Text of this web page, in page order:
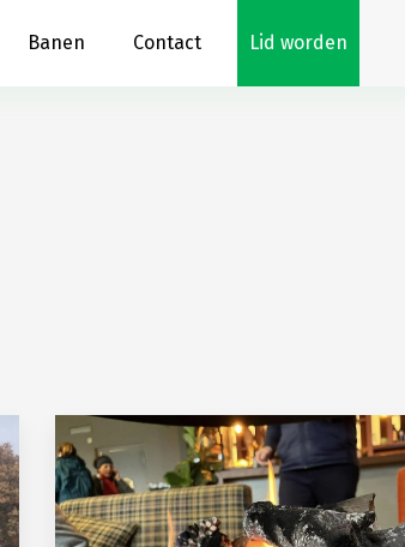
Banen Contact Lid worden